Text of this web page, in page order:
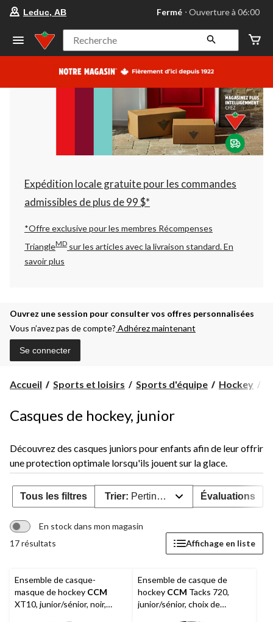
votre
préféré
Leduc,
AB,
courament
Ouverture
à
06:00
cliquer
pour
changer
Leduc, AB Fermé ⋅ Ouverture à 06:00
Recherche
Expédition locale gratuite pour les commandes
admissibles de plus de 99 $*
*Offre exclusive pour les membres Récompenses
TriangleMD sur les articles avec la livraison standard.En
savoir plus
Ouvrez une session pour consulter vos offres personnalisées
Vous n’avez pas de compte? Adhérez maintenant
Se connecter
Accueil Sports et loisirs Sports d'équipe Hockey
Casques de hockey, junior
Découvrez des casques juniors pour enfants afin de leur offrir
une protection optimale lorsqu'ils jouent sur la glace.
Tous les filtres Trier: Pertinence Évaluations
En stock dans mon magasin
17 résultats
Affichage en liste
Ensemble de casque-
masque de hockey CCM
XT10, junior/sénior, noir,
Ensemble de casque de
hockey CCM Tacks 720,
junior/sénior, choix de